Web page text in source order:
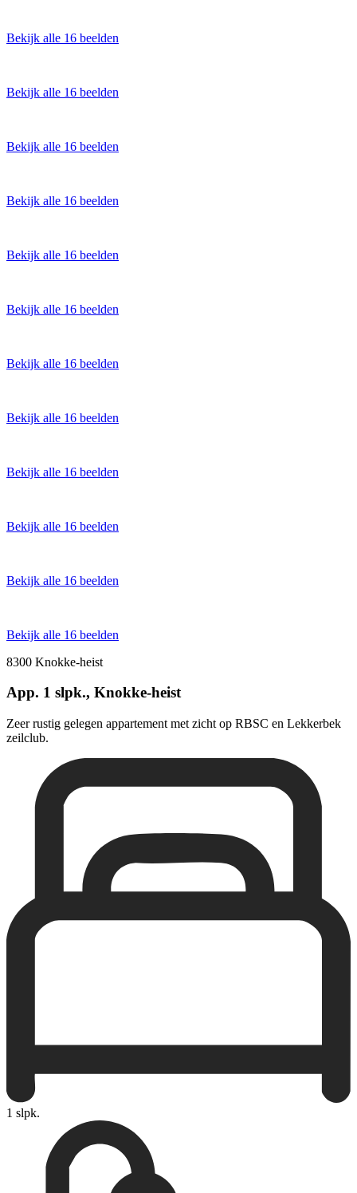
Bekijk alle 16 beelden
Bekijk alle 16 beelden
Bekijk alle 16 beelden
Bekijk alle 16 beelden
Bekijk alle 16 beelden
Bekijk alle 16 beelden
Bekijk alle 16 beelden
Bekijk alle 16 beelden
Bekijk alle 16 beelden
Bekijk alle 16 beelden
Bekijk alle 16 beelden
Bekijk alle 16 beelden
8300 Knokke-heist
App. 1 slpk., Knokke-heist
Zeer rustig gelegen appartement met zicht op RBSC en Lekkerbek
zeilclub.
1 slpk.